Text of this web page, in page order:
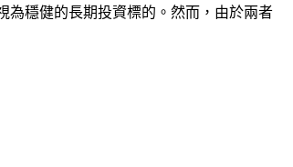
為穩健的長期投資標的。然而，由於兩者